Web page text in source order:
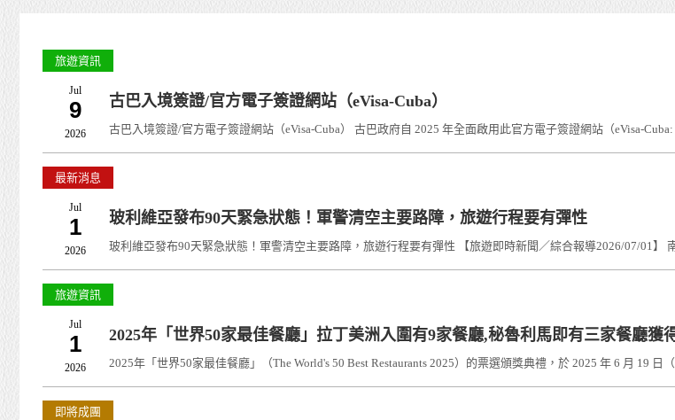
旅遊資訊
Jul
9
2026
古巴入境簽證/官方電子簽證網站（eVisa-Cuba）
古巴入境簽證/官方電子簽證網站（eVisa-Cuba） 古巴政府自 2025 年全面啟用此官方電子簽證網站（eVisa-Cuba:
最新消息
Jul
1
2026
玻利維亞發布90天緊急狀態！軍警清空主要路障，旅遊行程要有彈性
玻利維亞發布90天緊急狀態！軍警清空主要路障，旅遊行程要有彈性 【旅遊即時新聞／綜合報導2026/07/01】
旅遊資訊
Jul
1
2026
2025年「世界50家最佳餐廳」拉丁美洲入圍有9家餐廳,秘魯利馬即有三家餐廳獲
2025年「世界50家最佳餐廳」（The World's 50 Best Restaurants 2025）的票選頒獎典禮，於 2025 年 6 月 19 日（
即將成團